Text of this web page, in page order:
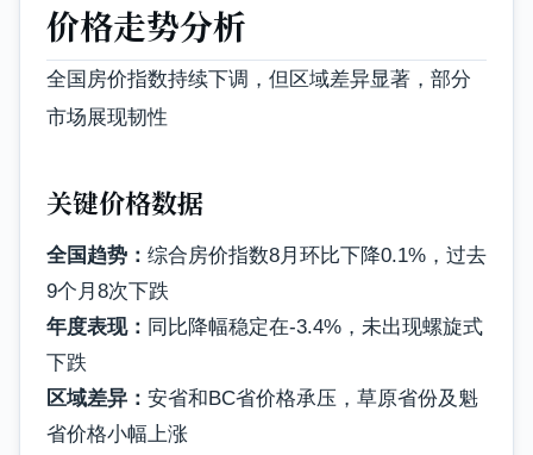
价格走势分析
全国房价指数持续下调，但区域差异显著，部分
市场展现韧性
关键价格数据
全国趋势： 综合房价指数8月环比下降0.1%，过去
9个月8次下跌
年度表现： 同比降幅稳定在-3.4%，未出现螺旋式
下跌
区域差异： 安省和BC省价格承压，草原省份及魁
省价格小幅上涨